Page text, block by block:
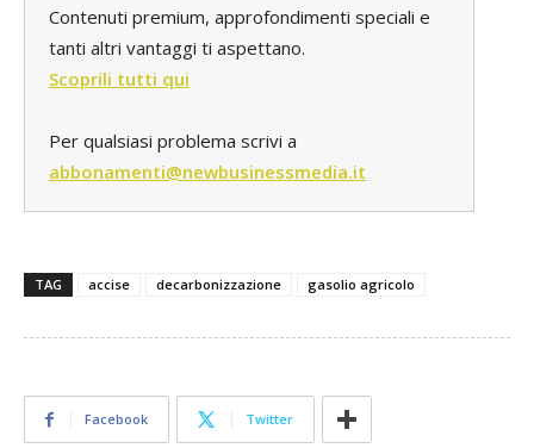
Contenuti premium, approfondimenti speciali e
tanti altri vantaggi ti aspettano.
Scoprili tutti qui
Per qualsiasi problema scrivi a
abbonamenti@newbusinessmedia.it
TAG accise decarbonizzazione gasolio agricolo
Facebook Twitter